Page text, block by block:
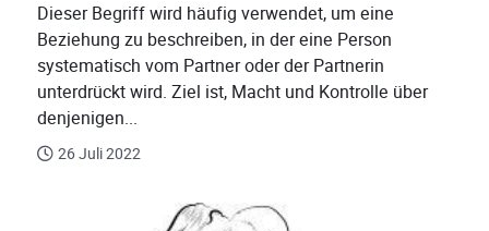
Dieser Begriff wird häufig verwendet, um eine
Beziehung zu beschreiben, in der eine Person
systematisch vom Partner oder der Partnerin
unterdrückt wird. Ziel ist, Macht und Kontrolle über
denjenigen...
26 Juli 2022